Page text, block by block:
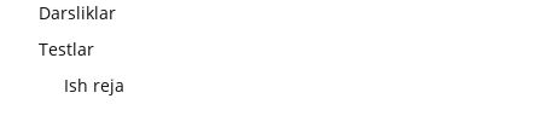
Darsliklar
Testlar
Ish reja